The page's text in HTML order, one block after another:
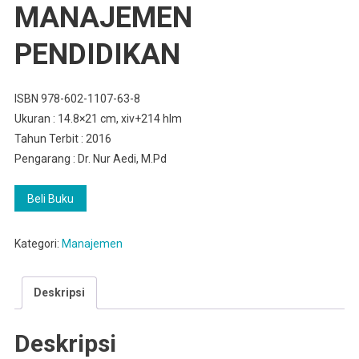
MANAJEMEN
PENDIDIKAN
ISBN 978-602-1107-63-8
Ukuran : 14.8×21 cm, xiv+214 hlm
Tahun Terbit : 2016
Pengarang : Dr. Nur Aedi, M.Pd
Beli Buku
Kategori: Manajemen
Deskripsi
Deskripsi